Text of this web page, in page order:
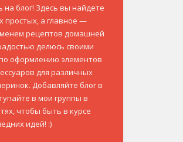
блог! Здесь вы найдете
простых, а главное —
рецептов домашней
делюсь своими
оформлению элементов
для различных
Добавляйте блог в
в мои группы в
чтобы быть в курсе
идей! :)